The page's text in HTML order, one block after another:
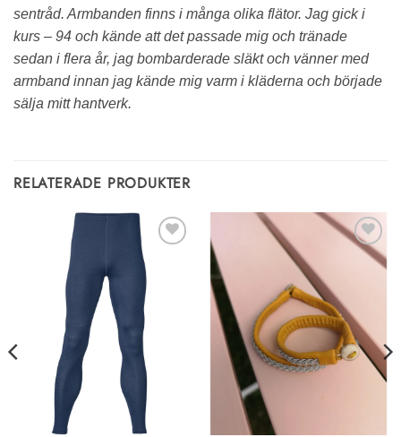
sentråd. Armbanden finns i många olika flätor. Jag gick i
kurs – 94 och kände att det passade mig och tränade
sedan i flera år, jag bombarderade släkt och vänner med
armband innan jag kände mig varm i kläderna och började
sälja mitt hantverk.
RELATERADE PRODUKTER
Lägg till i
önskelistan
Lägg till i